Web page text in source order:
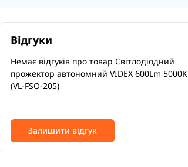
Відгуки
Немає відгуків про товар Світлодіодний
прожектор автономний VIDEX 600Lm 5000K
(VL-FSO-205)
Залишити відгук